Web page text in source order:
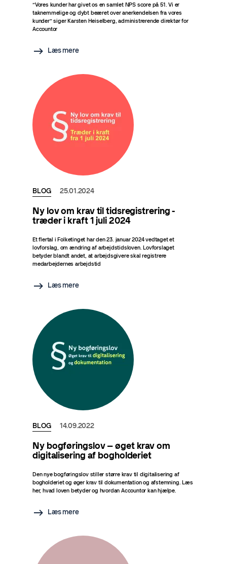
”Vores kunder har givet os en samlet NPS score på 51. Vi er
taknemmelige og dybt beæret over anerkendelsen fra vores
kunder” siger Karsten Heiselberg, administrerende direktør for
Accountor
Læs mere
BLOG 25.01.2024
Ny lov om krav til tidsregistrering -
træder i kraft 1 juli 2024
Et flertal i Folketinget har den 23. januar 2024 vedtaget et
lovforslag, om ændring af arbejdstidsloven. Lovforslaget
betyder blandt andet, at arbejdsgivere skal registrere
medarbejdernes arbejdstid
Læs mere
BLOG 14.09.2022
Ny bogføringslov – øget krav om
digitalisering af bogholderiet
Den nye bogføringslov stiller større krav til digitalisering af
bogholderiet og øger krav til dokumentation og afstemning. Læs
her, hvad loven betyder og hvordan Accountor kan hjælpe.
Læs mere